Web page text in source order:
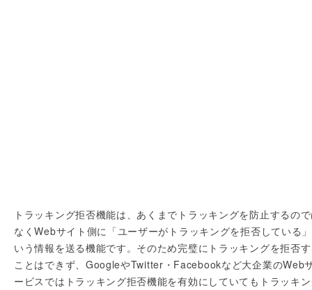
トラッキング拒否機能は、あくまでトラッキングを防止するの
なくWebサイト側に「ユーザーがトラッキングを拒否している
いう情報を送る機能です。そのため完璧にトラッキングを拒否
ことはできず、GoogleやTwitter・Facebookなど大企業のWeb
ービスではトラッキング拒否機能を有効にしていてもトラッキ